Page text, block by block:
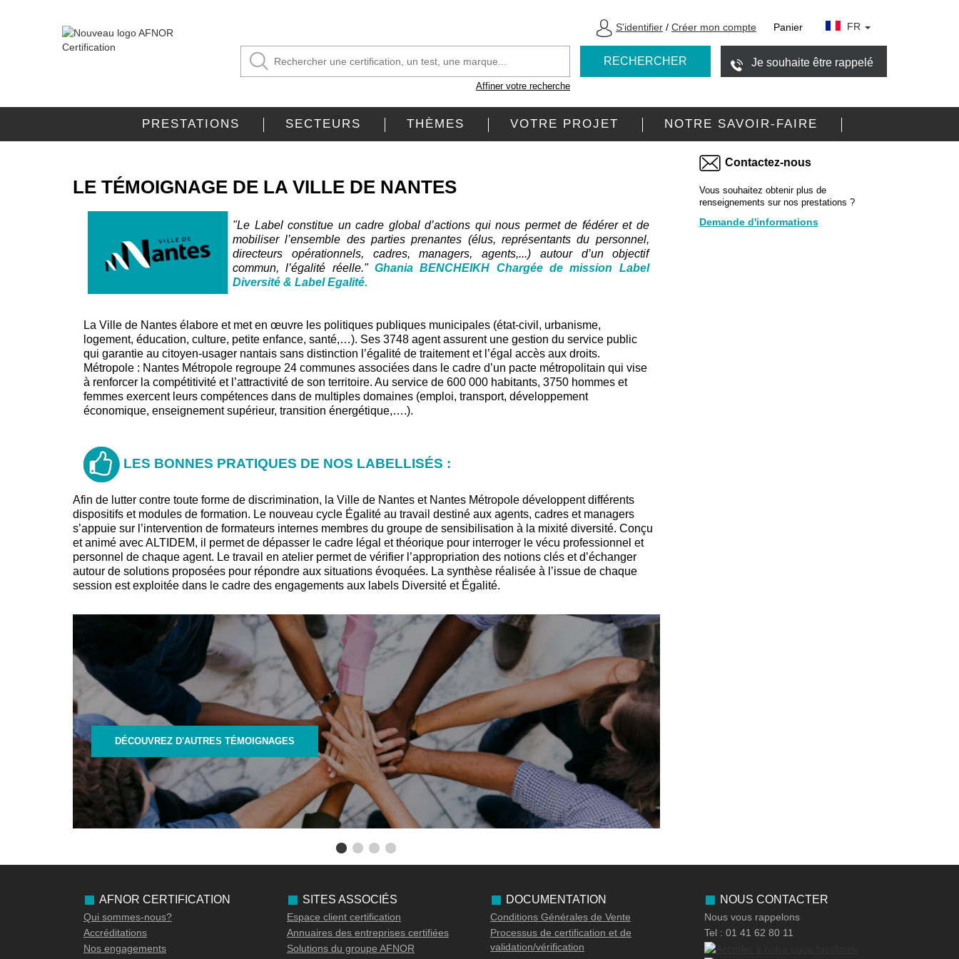
S'identifier / Créer mon compte Panier FR
Affiner votre recherche
RECHERCHER Je souhaite être rappelé
PRESTATIONS SECTEURS THÈMES VOTRE PROJET NOTRE SAVOIR-FAIRE
LE TÉMOIGNAGE DE LA VILLE DE NANTES
"Le Label constitue un cadre global d’actions qui nous permet de fédérer et de
mobiliser l’ensemble des parties prenantes (élus, représentants du personnel,
directeurs opérationnels, cadres, managers, agents,...) autour d’un objectif
commun, l’égalité réelle." Ghania BENCHEIKH Chargée de mission Label
Diversité & Label Egalité.
La Ville de Nantes élabore et met en œuvre les politiques publiques municipales (état-civil, urbanisme,
logement, éducation, culture, petite enfance, santé,…). Ses 3748 agent assurent une gestion du service public
qui garantie au citoyen-usager nantais sans distinction l’égalité de traitement et l’égal accès aux droits.
Métropole : Nantes Métropole regroupe 24 communes associées dans le cadre d’un pacte métropolitain qui vise
à renforcer la compétitivité et l’attractivité de son territoire. Au service de 600 000 habitants, 3750 hommes et
femmes exercent leurs compétences dans de multiples domaines (emploi, transport, développement
économique, enseignement supérieur, transition énergétique,….).
LES BONNES PRATIQUES DE NOS LABELLISÉS :
Afin de lutter contre toute forme de discrimination, la Ville de Nantes et Nantes Métropole développent différents
dispositifs et modules de formation. Le nouveau cycle Égalité au travail destiné aux agents, cadres et managers
s’appuie sur l’intervention de formateurs internes membres du groupe de sensibilisation à la mixité diversité. Conçu
et animé avec ALTIDEM, il permet de dépasser le cadre légal et théorique pour interroger le vécu professionnel et
personnel de chaque agent. Le travail en atelier permet de vérifier l’appropriation des notions clés et d’échanger
autour de solutions proposées pour répondre aux situations évoquées. La synthèse réalisée à l’issue de chaque
session est exploitée dans le cadre des engagements aux labels Diversité et Égalité.
DÉCOUVREZ D'AUTRES TÉMOIGNAGES
Contactez-nous
Vous souhaitez obtenir plus de
renseignements sur nos prestations ?
Demande d'informations
AFNOR CERTIFICATION
Qui sommes-nous?
Accréditations
Nos engagements
SITES ASSOCIÉS
Espace client certification
Annuaires des entreprises certifiées
Solutions du groupe AFNOR
DOCUMENTATION
Conditions Générales de Vente
Processus de certification et de
validation/vérification
NOUS CONTACTER
Nous vous rappelons
Tel : 01 41 62 80 11